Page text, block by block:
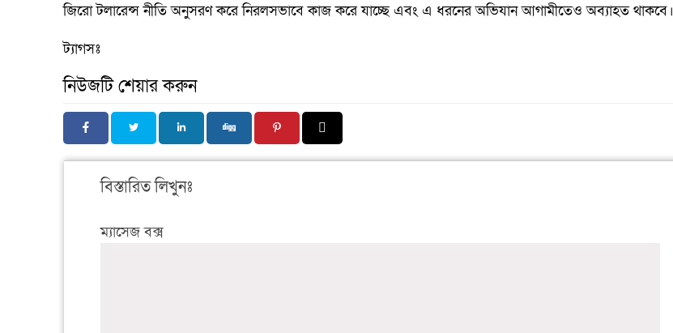
জিরো টলারেন্স নীতি অনুসরণ করে নিরলসভাবে কাজ করে যাচ্ছে এবং এ ধরনের অভিযান আগামীতেও অব্যাহত থাকবে।
ট্যাগসঃ
নিউজটি শেয়ার করুন
বিস্তারিত লিখুনঃ
ম্যাসেজ বক্স